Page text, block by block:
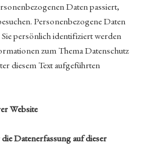
Daten passiert,
Personenbezogene Daten
persönlich identifiziert werden
zum Thema Datenschutz
diesem Text aufgeführten
Website
Datenerfassung auf dieser